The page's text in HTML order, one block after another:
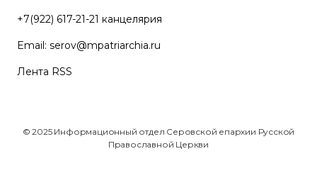
+7(922) 617-21-21 канцелярия
Email: serov@mpatriarchia.ru
Лента RSS
© 2025 Информационный отдел Серовской епархии Русской
Православной Церкви